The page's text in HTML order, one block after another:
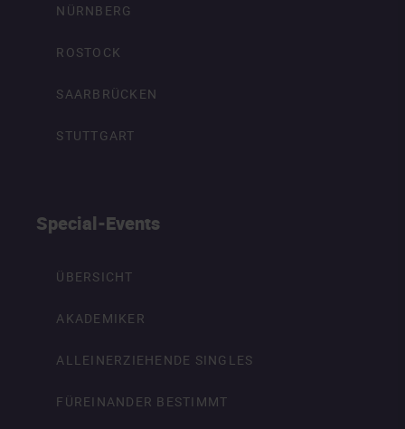
NÜRNBERG
ROSTOCK
SAARBRÜCKEN
STUTTGART
Special-Events
ÜBERSICHT
AKADEMIKER
ALLEINERZIEHENDE SINGLES
FÜREINANDER BESTIMMT